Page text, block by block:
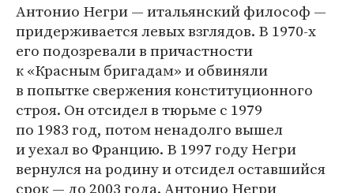
Антонио Негри — итальянский философ —
придерживается левых взглядов. В 1970-х
его подозревали в причастности
к «Красным бригадам» и обвиняли
в попытке свержения конституционного
строя. Он отсидел в тюрьме с 1979
по 1983 год, потом ненадолго вышел
и уехал во Францию. В 1997 году Негри
вернулся на родину и отсидел оставшийся
срок — до 2003 года. Антонио Негри